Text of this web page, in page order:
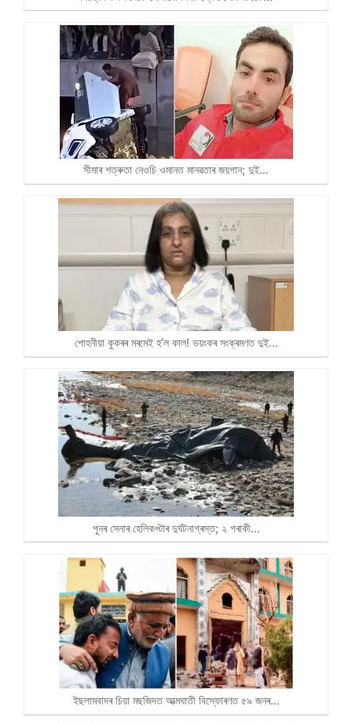
সীমাৰ শত্ৰুতা নেওচি ওমানত মানৱতাৰ জয়গান; দুই…
পোহনীয়া কুকৰৰ মৰমেই হ’ল কাল! ভয়ংকৰ সংক্ৰমণত দুই…
পুনৰ সেনাৰ হেলিকপ্টাৰ দুৰ্ঘটনাগ্ৰস্ত; ২ গৰাকী…
ইছলামবাদৰ চিয়া মছজিদত আত্মঘাতী বিস্ফোৰণত ৫৯ জনৰ…